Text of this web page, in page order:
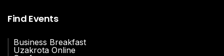
Find Events
Business Breakfast
Uzakrota Online